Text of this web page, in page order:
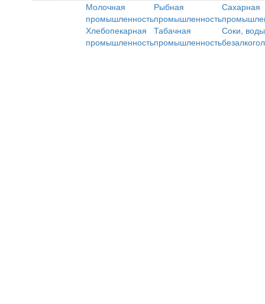
Молочная
промышленность
Рыбная
промышленность
Сахарная
Хлебопекарная
промышленность
Табачная
промышленность
Соки,